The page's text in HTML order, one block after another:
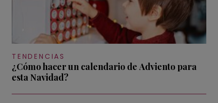
TENDENCIAS
¿Cómo hacer un calendario de Adviento para
esta Navidad?